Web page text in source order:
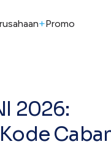
+Promo
2026: